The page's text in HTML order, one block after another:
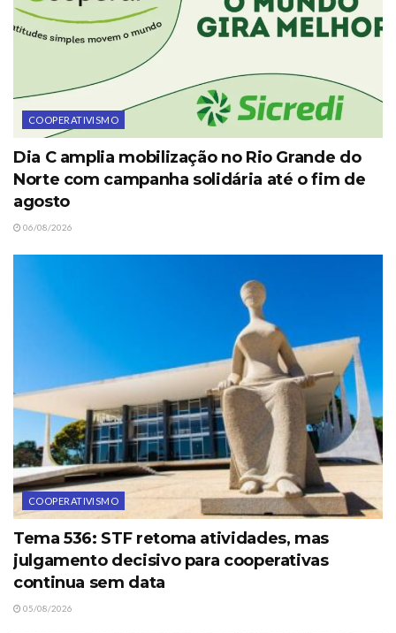
COOPERATIVISMO
Dia C amplia mobilização no Rio Grande do
Norte com campanha solidária até o fim de
agosto
06/08/2026
COOPERATIVISMO
Tema 536: STF retoma atividades, mas
julgamento decisivo para cooperativas
continua sem data
05/08/2026